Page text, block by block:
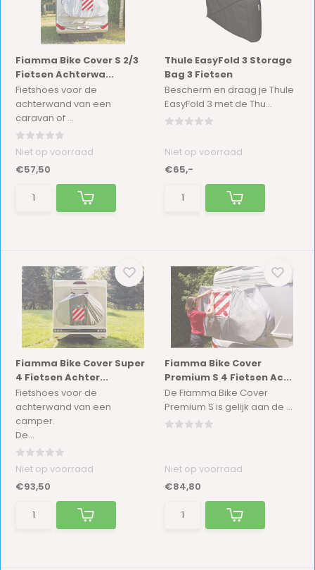
Fiamma Bike Cover S 2/3
Fietsen Achterwa...
Fietshoes voor de
achterwand van een
caravan of ...
Niet op voorraad
€57,50
Thule EasyFold 3 Storage
Bag 3 Fietsen
Bescherm en draag je Thule
EasyFold 3 met de Thu...
Niet op voorraad
€65,-
Fiamma Bike Cover Super
4 Fietsen Achter...
Fietshoes voor de
achterwand van een
camper.
De...
Niet op voorraad
€93,50
Fiamma Bike Cover
Premium S 4 Fietsen Ac...
De Fiamma Bike Cover
Premium S is gelijk aan de ...
Niet op voorraad
€84,80